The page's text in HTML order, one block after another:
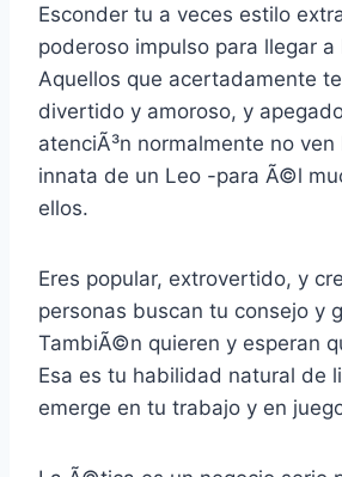
Esconder tu a veces estilo
poderoso impulso para llegar a
Aquellos que acertadamente
divertido y amoroso, y
atenciÃ³n normalmente no ven
innata de un Leo -para Ã©l
ellos.
Eres popular, extrovertido, y
personas buscan tu consejo y
TambiÃ©n quieren y esperan
Esa es tu habilidad natural de
emerge en tu trabajo y en